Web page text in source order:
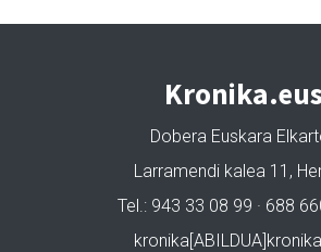
Kronika.eus
Dobera Euskara
Larramendi kalea 11,
Tel.: 943 33 08 99 · 688